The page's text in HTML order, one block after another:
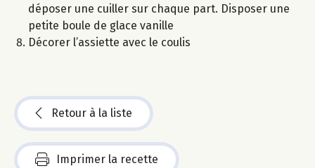
déposer une cuiller sur chaque part. Disposer une
petite boule de glace vanille
Décorer l’assiette avec le coulis
Retour à la liste
Imprimer la recette